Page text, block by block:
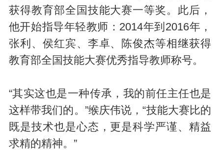
获得教育部全国技能大赛一等奖。此后，
他开始指导年轻教师：2014年到2016年，
张利、侯红宾、李卓、陈俊杰等相继获得
教育部全国技能大赛优秀指导教师称号。
“其实这也是一种传承，我的前任主任也是
这样带我们的。”缑庆伟说，“技能大赛比的
既是技术也是心态，更是科学严谨、精益
求精的精神。”